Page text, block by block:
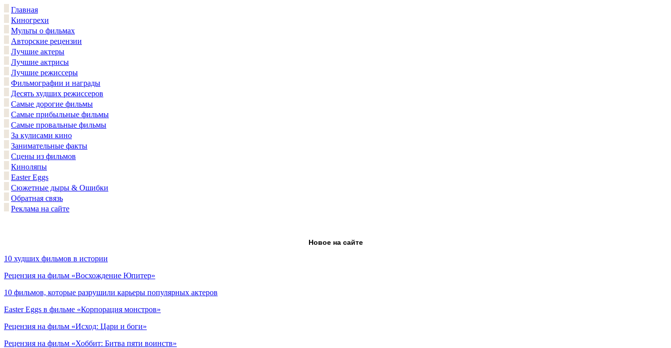
Главная
Киногрехи
Мульты о фильмах
Авторские рецензии
Лучшие актеры
Лучшие актрисы
Лучшие режиссеры
Фильмографии и награды
Десять худших режиссеров
Самые дорогие фильмы
Самые прибыльные фильмы
Самые провальные фильмы
За кулисами кино
Занимательные факты
Сцены из фильмов
Киноляпы
Easter Eggs
Сюжетные дыры & Ошибки
Обратная связь
Реклама на сайте
Новое на сайте
10 худших фильмов в истории
Рецензия на фильм «Восхождение Юпитер»
10 фильмов, которые разрушили карьеры популярных актеров
Easter Eggs в фильме «Корпорация монстров»
Рецензия на фильм «Исход: Цари и боги»
Рецензия на фильм «Хоббит: Битва пяти воинств»